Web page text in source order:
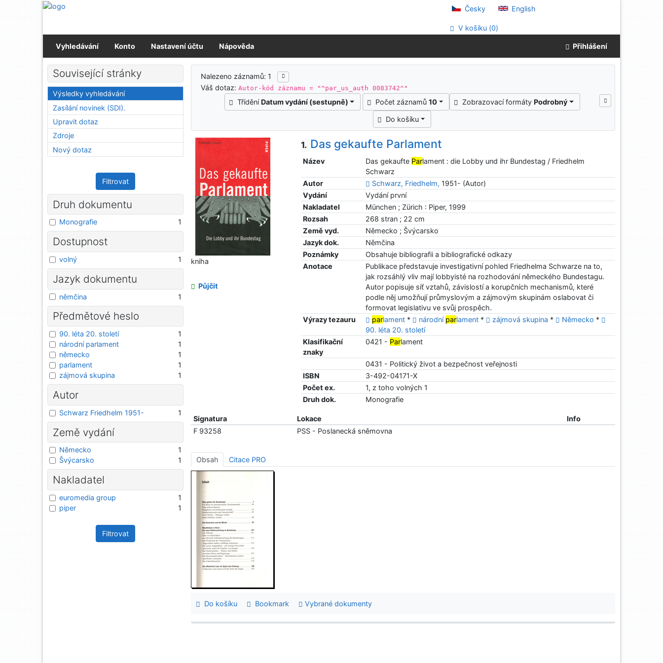
Přejít na obsah
Česky English
V košíku (0)
Vyhledávání Konto Nastavení účtu Nápověda Přihlášení
Výsledky vyhledávání
Nalezeno záznamů: 1
Váš dotaz:Autor-kód záznamu = "^par_us_auth 0083742^"
Třídění Datum vydání (sestupně) Počet záznamů10 Zobrazovací formáty Podrobný
Do košíku
1. Das gekaufte Parlament
Název Das gekaufte Parlament : die Lobby und ihr Bundestag / Friedhelm
Schwarz
Autor
Schwarz, Friedhelm, 1951- (Autor)
Vydání
Vydání první
Nakladatel
München ; Zürich : Piper, 1999
Rozsah
268 stran ; 22 cm
Země vyd.
Německo ; Švýcarsko
Jazyk dok.
Němčina
Poznámky
Obsahuje bibliografii a bibliografické odkazy
Anotace
Publikace představuje investigativní pohled Friedhelma Schwarze na to,
jak rozsáhlý vliv mají lobbyisté na rozhodování německého Bundestagu.
Autor popisuje síť vztahů, závislostí a korupčních mechanismů, které
podle něj umožňují průmyslovým a zájmovým skupinám oslabovat či
formovat legislativu ve svůj prospěch.
Výrazy tezauru
parlament * národní parlament * zájmová skupina * Německo *
90. léta 20. století
Klasifikační
znaky
0421 - Parlament
0431 - Politický život a bezpečnost veřejnosti
ISBN
3-492-04171-X
Počet ex.
1, z toho volných 1
Druh dok.
Monografie
kniha
Půjčit
Signatura Lokace
Info
F 93258
PSS - Poslanecká sněmovna
Obsah Citace PRO
Do košíku Bookmark Vybrané dokumenty
Související stránky
Výsledky vyhledávání
Zasílání novinek (SDI).
Upravit dotaz
Zdroje
Nový dotaz
Filtrovat
Druh dokumentu
Monografie 1
Dostupnost
volný 1
Jazyk dokumentu
němčina 1
Předmětové heslo
90. léta 20. století
1
národní parlament
1
německo
1
parlament
1
zájmová skupina
1
Autor
Schwarz Friedhelm 1951- 1
Země vydání
Německo
1
Švýcarsko
1
Nakladatel
euromedia group
1
piper
1
Filtrovat